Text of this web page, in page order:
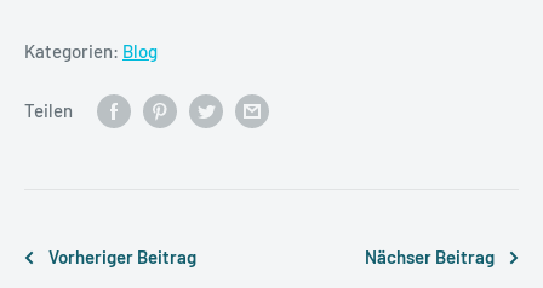
Kategorien: Blog
Teilen
Vorheriger Beitrag Nächser Beitrag